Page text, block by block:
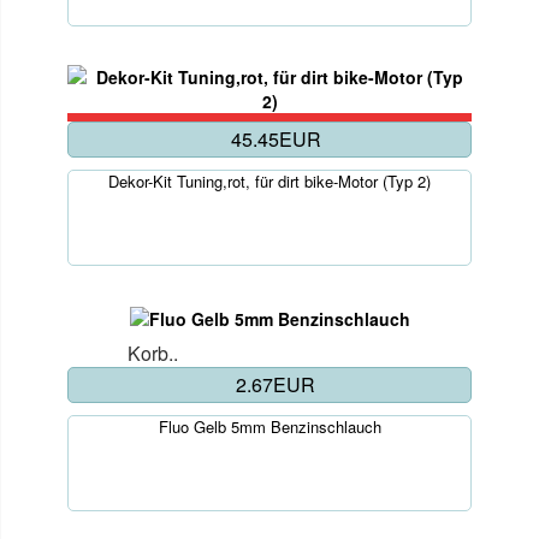
45.45EUR
Dekor-Kit Tuning,rot, für dirt bike-Motor (Typ 2)
Korb..
2.67EUR
Fluo Gelb 5mm Benzinschlauch